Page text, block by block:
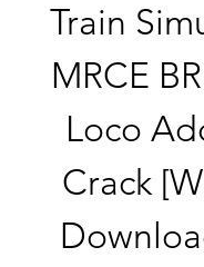
Train
MRCE
Loco
Crack